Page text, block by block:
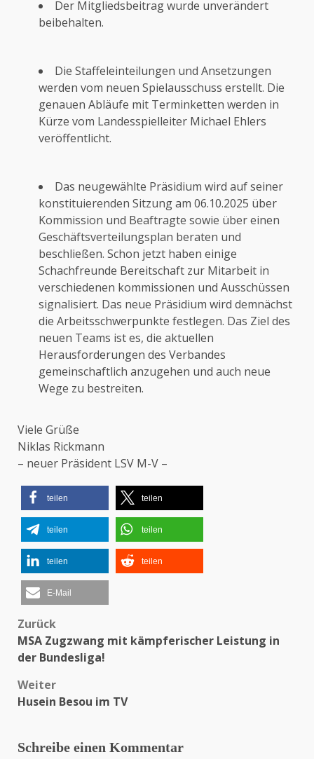
Der Mitgliedsbeitrag wurde unverändert
beibehalten.
Die Staffeleinteilungen und Ansetzungen
werden vom neuen Spielausschuss erstellt. Die
genauen Abläufe mit Terminketten werden in
Kürze vom Landesspielleiter Michael Ehlers
veröffentlicht.
Das neugewählte Präsidium wird auf seiner
konstituierenden Sitzung am 06.10.2025 über
Kommission und Beaftragte sowie über einen
Geschäftsverteilungsplan beraten und
beschließen. Schon jetzt haben einige
Schachfreunde Bereitschaft zur Mitarbeit in
verschiedenen kommissionen und Ausschüssen
signalisiert. Das neue Präsidium wird demnächst
die Arbeitsschwerpunkte festlegen. Das Ziel des
neuen Teams ist es, die aktuellen
Herausforderungen des Verbandes
gemeinschaftlich anzugehen und auch neue
Wege zu bestreiten.
Viele Grüße
Niklas Rickmann
– neuer Präsident LSV M-V –
teilen teilen
teilen teilen
teilen teilen
E-Mail
Beitragsnavigation
Zurück
MSA Zugzwang mit kämpferischer Leistung in
der Bundesliga!
Weiter
Husein Besou im TV
Schreibe einen Kommentar